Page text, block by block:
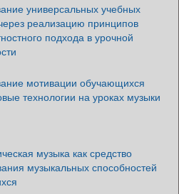
универсальных учебных
реализацию принципов
подхода в урочной
мотивации обучающихся
технологии на уроках музыки
музыка как средство
музыкальных способностей